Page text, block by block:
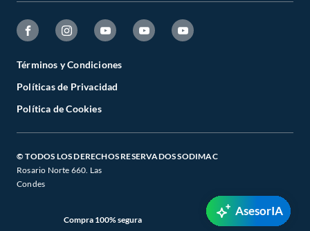
Términos y Condiciones
Políticas de Privacidad
Política de Cookies
© TODOS LOS DERECHOS RESERVADOS SODIMAC
Rosario Norte 660. Las
Condes
Compra 100% segura
AsesorIA